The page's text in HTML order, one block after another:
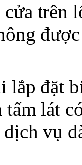
trên
lắp đặt
tấm lát
dịch vụ